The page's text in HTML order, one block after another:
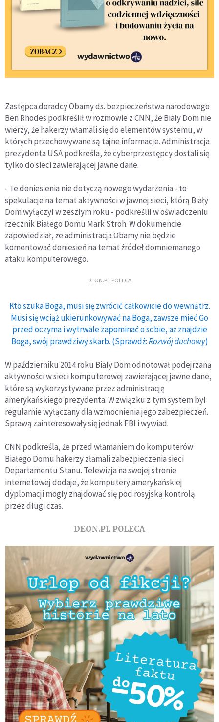
Zastępca doradcy Obamy ds. bezpieczeństwa narodowego
Ben Rhodes podkreślił w rozmowie z CNN, że Biały Dom nie
wierzy, że hakerzy włamali się do elementów systemu, w
których przechowywane są tajne informacje. Administracja
prezydenta USA podkreśla, że cyberprzestępcy dostali się
tylko do sieci zawierającej jawne dane.
- Te doniesienia nie dotyczą nowego wydarzenia - to
spekulacje na temat aktywności w jawnej sieci, którą Biały
Dom wyłączył w zeszłym roku - podkreślił w oświadczeniu
rzecznik Białego Domu Mark Stroh. W dokumencie
zapowiedział, że administracja Obamy nie będzie
komentować doniesień na temat źródeł domniemanego
ataku komputerowego.
DEON.PL POLECA
Kto szuka Boga, musi się zwrócić całkowicie do wewnątrz.
Musi się wciąż ukierunkowywać na Boga, zawsze mieć Go
przed oczyma i wytrwale zapominać o sobie, aż znajdzie
Boga, swój prawdziwy skarb. (Sprawdź:Rozwój duchowy)
W październiku 2014 roku Biały Dom odnotował podejrzaną
aktywności w sieci komputerowej zawierającej jawne dane,
które są wykorzystywane przez administrację
amerykańskiego prezydenta. W związku z tym system był
regularnie wyłączany dla wzmocnienia jego zabezpieczeń.
Sprawą zainteresowały się jednak FBI i wywiad.
CNN podkreśla, że przed włamaniem do komputerów
Białego Domu hakerzy złamali zabezpieczenia sieci
Departamentu Stanu. Telewizja na swojej stronie
internetowej dodaje, że komputery amerykańskiej
dyplomacji mogły znajdować się pod rosyjską kontrolą
przez długi czas.
DEON.PL POLECA